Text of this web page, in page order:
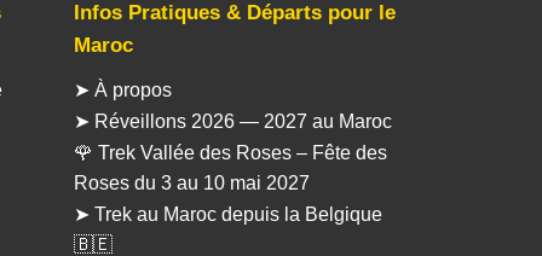
Infos Pratiques & Départs pour le
Maroc
➤ À propos
➤ Réveillons 2026 — 2027 au Maroc
🌹 Trek Vallée des Roses – Fête des
Roses du 3 au 10 mai 2027
➤ Trek au Maroc depuis la Belgique
🇧🇪